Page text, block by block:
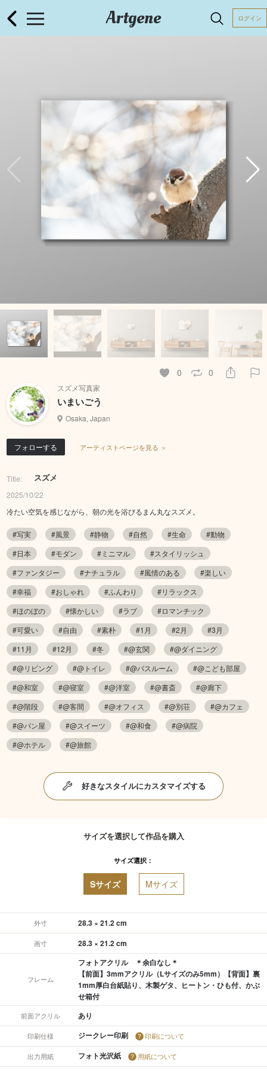
Artgene ログイン
0 0
スズメ写真家
いまいごう
Osaka, Japan
フォローする アーティストページを見る ＞
Title: スズメ
2025/10/22
冷たい空気を感じながら、朝の光を浴びるまん丸なスズメ。
#写実 #風景 #静物 #自然 #生命
#動物
#日本
#モダン #ミニマル
#スタイリッシュ
#ファンタジー
#ナチュラル #風情のある
#楽しい
#幸福
#おしゃれ #ふんわり
#リラックス
#ほのぼの
#懐かしい #ラブ
#ロマンチック
#可愛い
#自由 #素朴 #1月 #2月
#3月
#11月
#12月 #冬 #@玄関
#@ダイニング
#@リビング
#@トイレ #@バスルーム
#@こども部屋
#@和室
#@寝室 #@洋室 #@書斎
#@廊下
#@階段
#@客間 #@オフィス #@別荘
#@カフェ
#@パン屋
#@スイーツ #@和食
#@病院
#@ホテル
#@旅館
好きなスタイルにカスタマイズする
サイズを選択して作品を購入
サイズ選択：
Sサイズ Mサイズ
外寸 28.3 × 21.2 cm
画寸 28.3 × 21.2 cm
フレーム
フォトアクリル ＊余白なし＊
【前面】3mmアクリル（Lサイズのみ5mm）【背面】裏
1mm厚白台紙貼り、木製ゲタ、ヒートン・ひも付、かぶ
せ箱付
前面アクリル あり
印刷仕様 ジークレー印刷 印刷について
出力用紙 フォト光沢紙 用紙について